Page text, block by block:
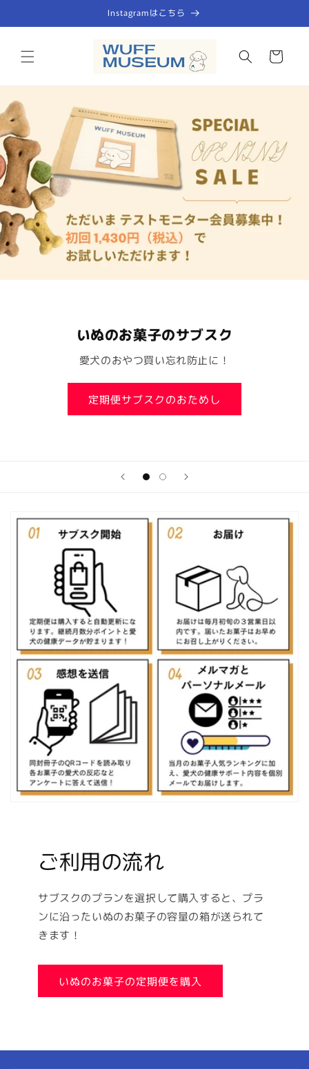
進む
Instagramはこちら
ー
いぬのお菓子のサブスク
愛犬のおやつ買い忘れ防止に！
定期便サブスクのおためし
ご利用の流れ
サブスクのプランを選択して購入すると、プラ
ンに沿ったいぬのお菓子の容量の箱が送られて
きます！
いぬのお菓子の定期便を購入